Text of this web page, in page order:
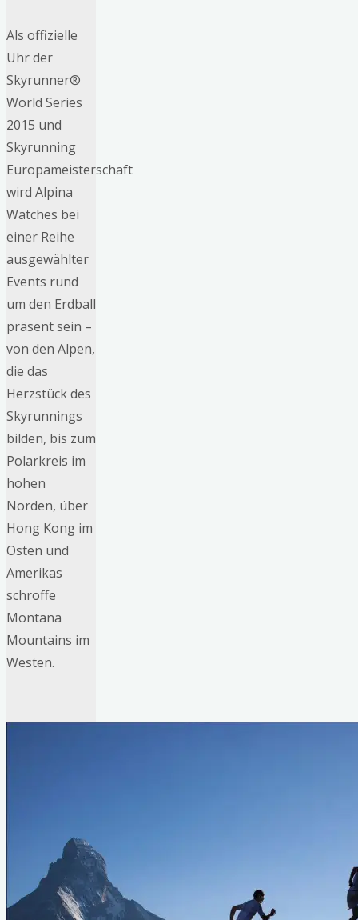
Als offizielle
Uhr der
Skyrunner®
World Series
2015 und
Skyrunning
Europameisterschaft
wird Alpina
Watches bei
einer Reihe
ausgewählter
Events rund
um den Erdball
präsent sein –
von den Alpen,
die das
Herzstück des
Skyrunnings
bilden, bis zum
Polarkreis im
hohen
Norden, über
Hong Kong im
Osten und
Amerikas
schroffe
Montana
Mountains im
Westen.